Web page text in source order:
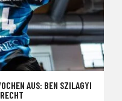
AUS: BEN SZILAGYI